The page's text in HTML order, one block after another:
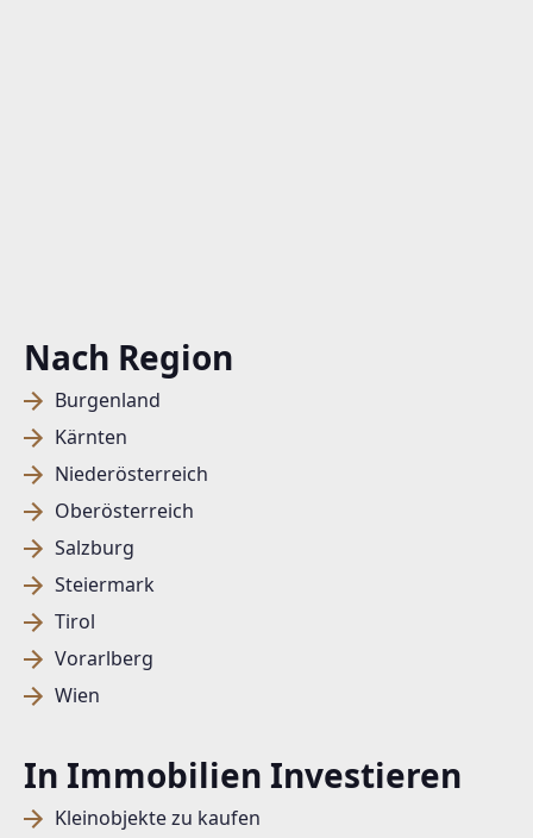
Nach Region
Burgenland
Kärnten
Niederösterreich
Oberösterreich
Salzburg
Steiermark
Tirol
Vorarlberg
Wien
In Immobilien Investieren
Kleinobjekte zu kaufen